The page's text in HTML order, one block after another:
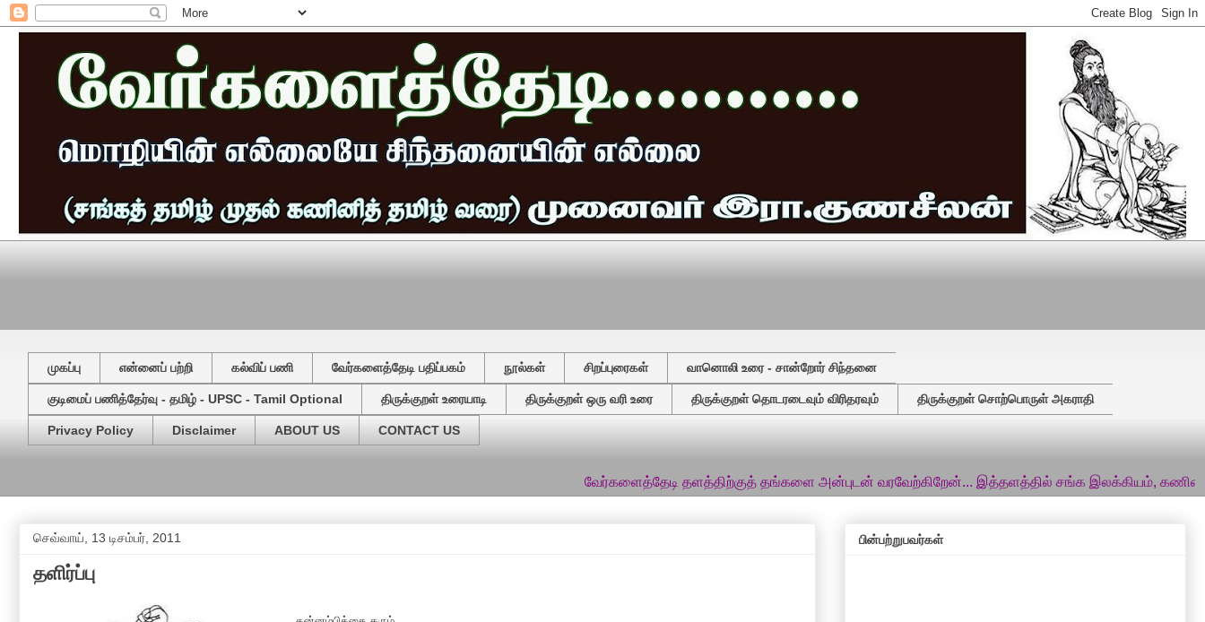
முகப்பு என்னைப் பற்றி கல்விப் பணி வேர்களைத்தேடி பதிப்பகம் நூல்கள் சிறப்புரைகள் வானொலி உரை - சான்றோர் சிந்தனை
குடிமைப் பணித்தேர்வு - தமிழ் - UPSC - Tamil Optional திருக்குறள் உரையாடி திருக்குறள் ஒரு வரி உரை திருக்குறள் தொடரடைவும் விரிதரவும் திருக்குறள் சொற்பொருள் அகராதி
Privacy Policy Disclaimer ABOUT US CONTACT US
வேர்களைத்தேடி தளத்திற்குத் தங்களை அன்புடன் வரவேற்கிறேன்... இத்தளத்தில் சங்க இலக்கியம், கணினித்தமிழ்
செவ்வாய், 13 டிசம்பர், 2011
தளிர்ப்பு
பின்பற்றுபவர்கள்